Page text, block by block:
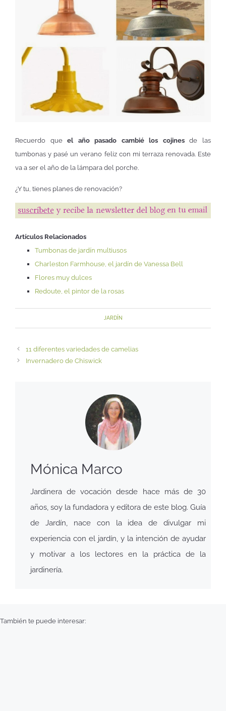
Recuerdo queel año pasado cambié los cojinesde las
tumbonas y pasé un verano feliz con mi terraza renovada. Este
va a ser el año de la lámpara del porche.
¿Y tu, tienes planes de renovación?
Artículos Relacionados
Tumbonas de jardín multiusos
Charleston Farmhouse, el jardín de Vanessa Bell
Flores muy dulces
Redoute, el pintor de la rosas
JARDÍN
11 diferentes variedades de camelias
Invernadero de Chiswick
Mónica Marco
Jardinera de vocación desde hace más de 30
años, soy la fundadora y editora de este blog. Guía
de Jardín, nace con la idea de divulgar mi
experiencia con el jardín, y la intención de ayudar
y motivar a los lectores en la práctica de la
jardinería.
También te puede interesar: